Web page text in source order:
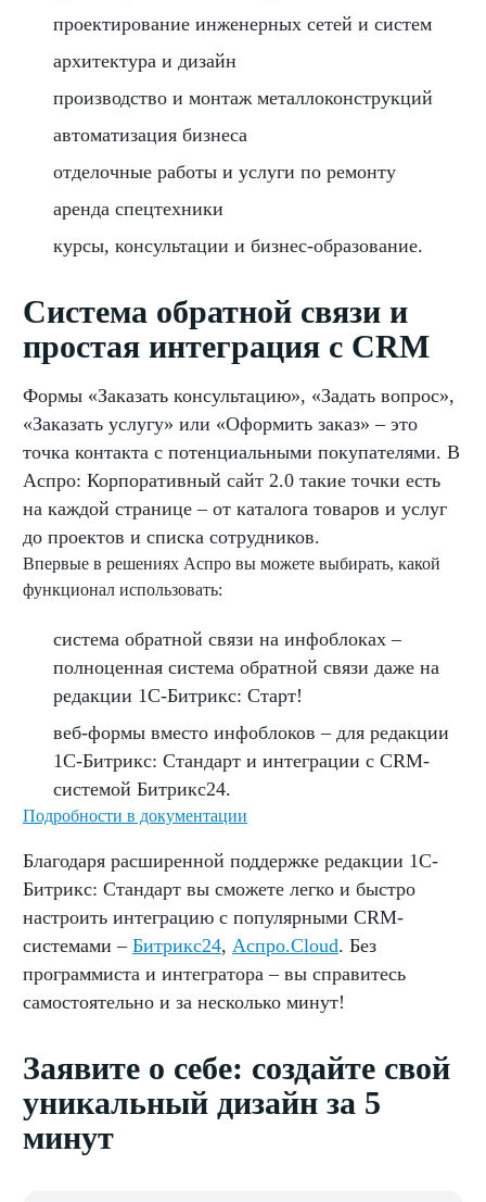
проектирование инженерных сетей и систем
архитектура и дизайн
производство и монтаж металлоконструкций
автоматизация бизнеса
отделочные работы и услуги по ремонту
аренда спецтехники
курсы, консультации и бизнес-образование.
Система обратной связи и
простая интеграция с CRM
Формы «Заказать консультацию», «Задать вопрос»,
«Заказать услугу» или «Оформить заказ» – это
точка контакта с потенциальными покупателями. В
Аспро: Корпоративный сайт 2.0 такие точки есть
на каждой странице – от каталога товаров и услуг
до проектов и списка сотрудников.
Впервые в решениях Аспро вы можете выбирать, какой
функционал использовать:
система обратной связи на инфоблоках –
полноценная система обратной связи даже на
редакции 1С-Битрикс: Старт!
веб-формы вместо инфоблоков – для редакции
1С-Битрикс: Стандарт и интеграции с CRM-
системой Битрикс24.
Подробности в документации
Благодаря расширенной поддержке редакции 1С-
Битрикс: Стандарт вы сможете легко и быстро
настроить интеграцию с популярными CRM-
системами – Битрикс24, Аспро.Cloud. Без
программиста и интегратора – вы справитесь
самостоятельно и за несколько минут!
Заявите о себе: создайте свой
уникальный дизайн за 5
минут